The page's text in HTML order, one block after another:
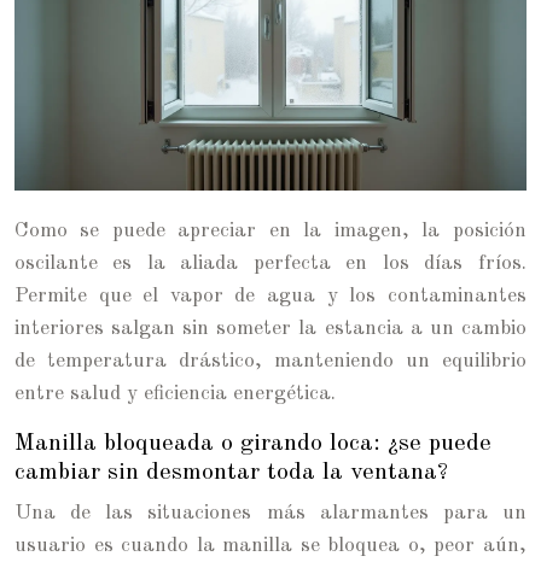
Como se puede apreciar en la imagen, la posición
oscilante es la aliada perfecta en los días fríos.
Permite que el vapor de agua y los contaminantes
interiores salgan sin someter la estancia a un cambio
de temperatura drástico, manteniendo un equilibrio
entre salud y eficiencia energética.
Manilla bloqueada o girando loca: ¿se puede
cambiar sin desmontar toda la ventana?
Una de las situaciones más alarmantes para un
usuario es cuando la manilla se bloquea o, peor aún,